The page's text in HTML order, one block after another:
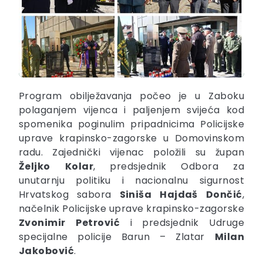
Program obilježavanja počeo je u Zaboku
polaganjem vijenca i paljenjem svijeća kod
spomenika poginulim pripadnicima Policijske
uprave krapinsko-zagorske u Domovinskom
radu. Zajednički vijenac položili su župan
Željko
Kolar, predsjednik Odbora za
unutarnju politiku i nacionalnu sigurnost
Hrvatskog sabora Siniša Hajdaš Dončić,
načelnik Policijske uprave krapinsko-zagorske
Zvonimir
Petrović i predsjednik Udruge
specijalne policije Barun – Zlatar Milan
Jakobović.